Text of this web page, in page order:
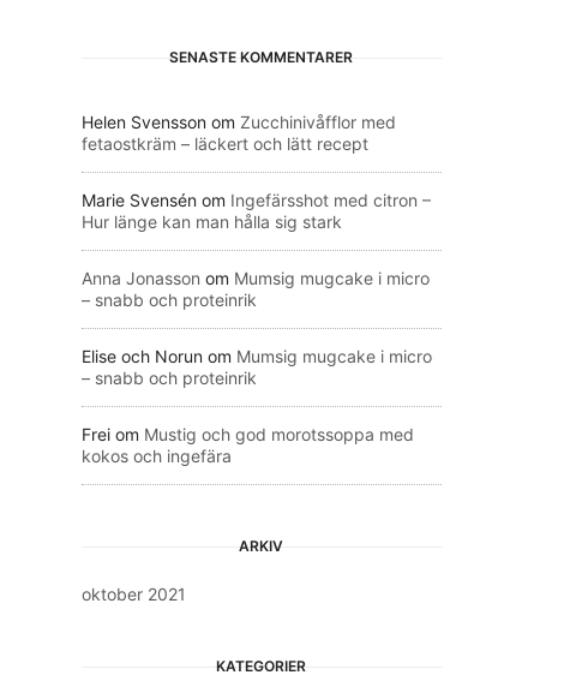
SENASTE KOMMENTARER
Helen Svensson om Zucchinivåfflor med
fetaostkräm – läckert och lätt recept
Marie Svensén om Ingefärsshot med citron –
Hur länge kan man hålla sig stark
Anna Jonasson om Mumsig mugcake i micro
– snabb och proteinrik
Elise och Norun om Mumsig mugcake i micro
– snabb och proteinrik
Frei om Mustig och god morotssoppa med
kokos och ingefära
ARKIV
oktober 2021
KATEGORIER